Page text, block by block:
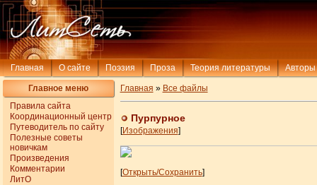
Главная О сайте Поэзия Проза Теория литературы Авторы
Главное меню
Правила сайта
Координационный центр
Путеводитель по сайту
Полезные советы
новичкам
Произведения
Комментарии
ЛитО
Главная » Все файлы
Пурпурное
[Изображения]
[Открыть/Сохранить]